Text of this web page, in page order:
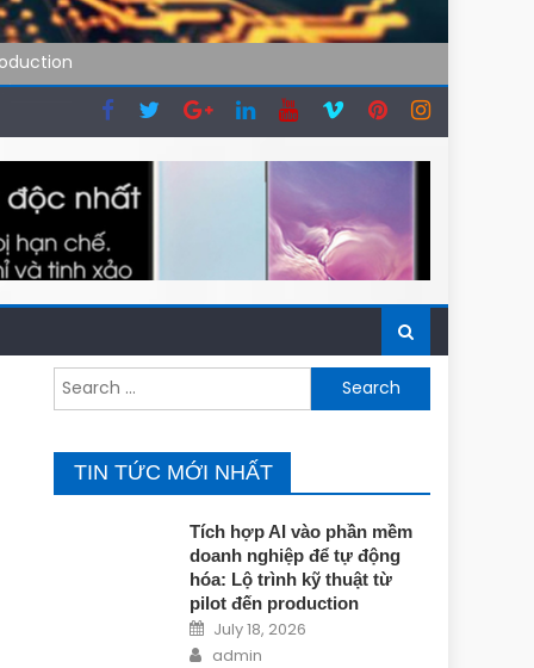
đi
Search for:
TIN TỨC MỚI NHẤT
Tích hợp AI vào phần mềm
doanh nghiệp để tự động
hóa: Lộ trình kỹ thuật từ
pilot đến production
Posted on
July 18, 2026
Author
admin